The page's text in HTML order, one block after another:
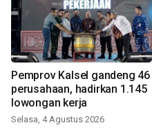
Pemprov Kalsel gandeng 46
perusahaan, hadirkan 1.145
lowongan kerja
Selasa, 4 Agustus 2026